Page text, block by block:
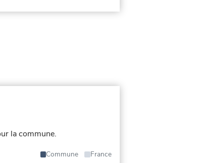
la commune.
Commune
France